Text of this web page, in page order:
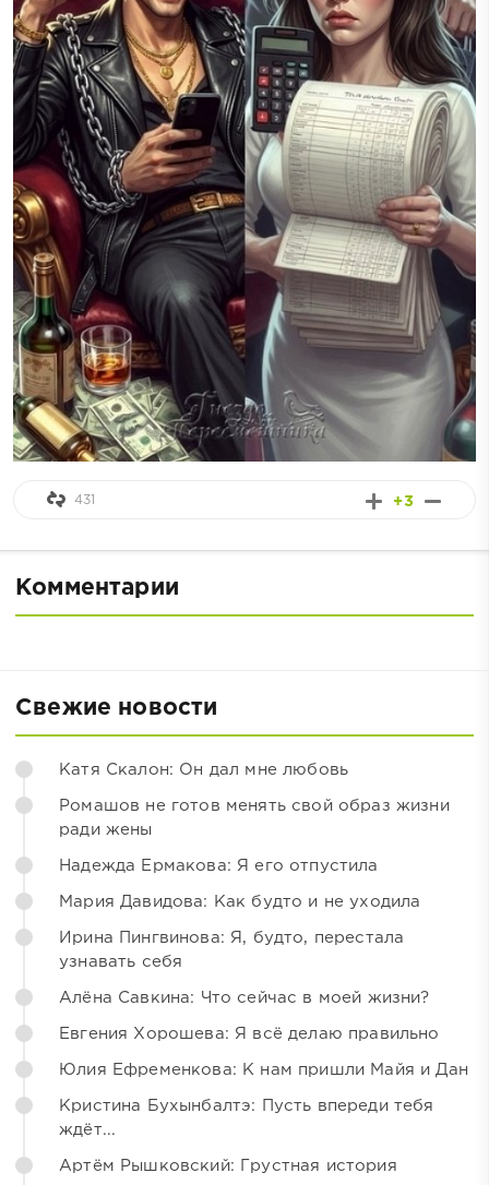
+3
431
Комментарии
Свежие новости
Катя Скалон: Он дал мне любовь
Ромашов не готов менять свой образ жизни
ради жены
Надежда Ермакова: Я его отпустила
Мария Давидова: Как будто и не уходила
Ирина Пингвинова: Я, будто, перестала
узнавать себя
Алёна Савкина: Что сейчас в моей жизни?
Евгения Хорошева: Я всё делаю правильно
Юлия Ефременкова: К нам пришли Майя и Дан
Кристина Бухынбалтэ: Пусть впереди тебя
ждёт...
Артём Рышковский: Грустная история